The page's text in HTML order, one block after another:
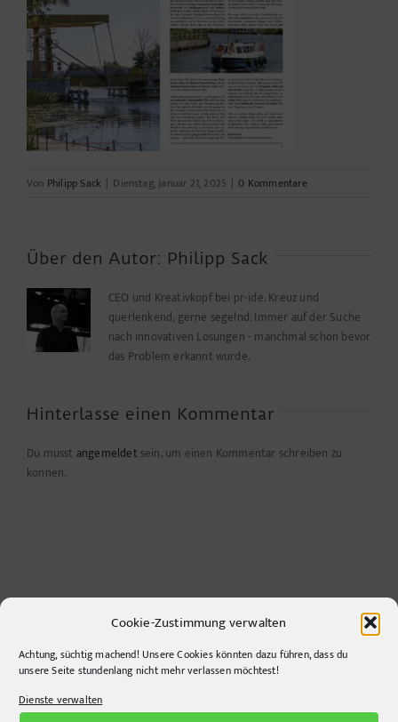
Cookie-Zustimmung verwalten
Achtung, süchtig machend! Unsere Cookies könnten dazu führen, dass du
unsere Seite stundenlang nicht mehr verlassen möchtest!
Dienste verwalten
Von Philipp Sack | Dienstag, Januar 21, 2025 | 0 Kommentare
Über den Autor: Philipp Sack
CEO und Kreativkopf bei pr-ide. Kreuz und
querlenkend, gerne segelnd. Immer auf der Suche
nach innovativen Lösungen - manchmal schon bevor
das Problem erkannt wurde.
Hinterlasse einen Kommentar
Du musst angemeldet sein, um einen Kommentar schreiben zu
können.
CONTACT INFO